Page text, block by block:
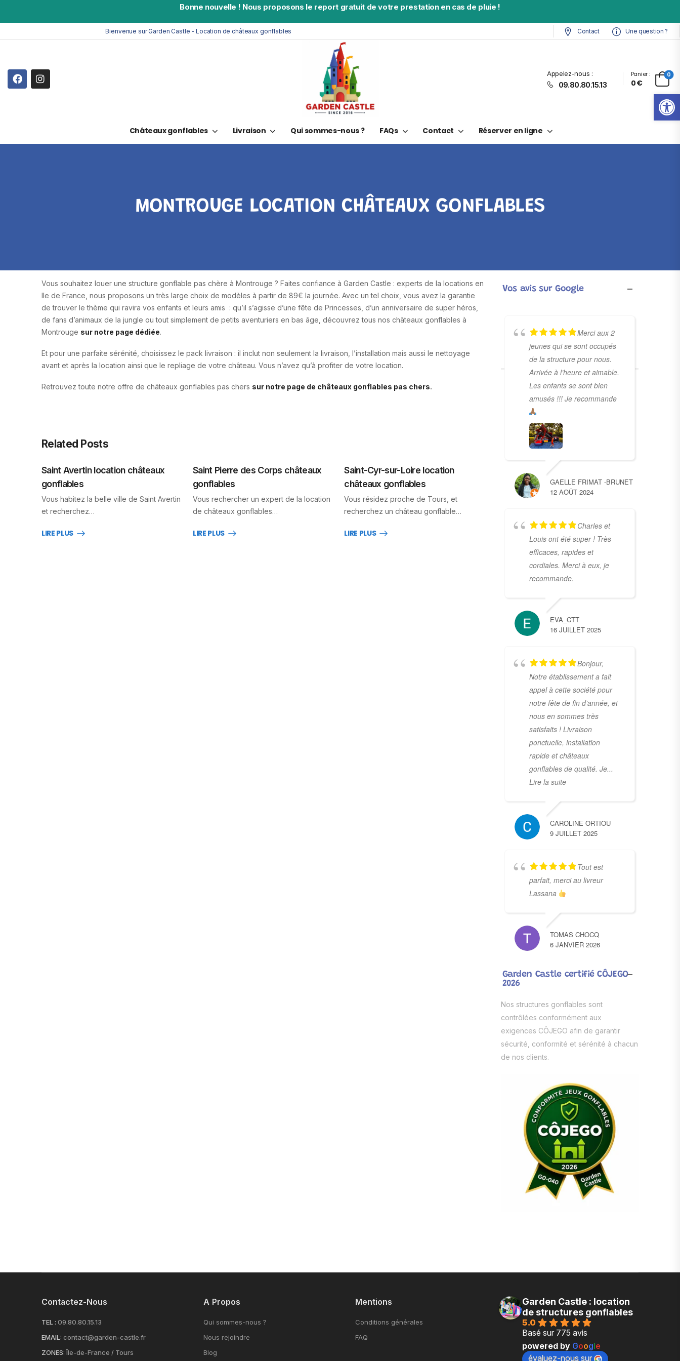
Bonne nouvelle ! Nous proposons le report gratuit de votre prestation en cas de pluie !
Bienvenue sur Garden Castle - Location de châteaux gonflables Contact Une question ?
Appelez-nous :
09.80.80.15.13
Panier :
0€
0
Châteaux gonflables Livraison Qui sommes-nous ? FAQs Contact Réserver en ligne
MONTROUGE LOCATION CHÂTEAUX GONFLABLES
Vous souhaitez louer une structure gonflable pas chère à Montrouge ? Faites confiance à Garden Castle : experts de la locations en
Ile de France, nous proposons un très large choix de modèles à partir de 89€ la journée. Avec un tel choix, vous avez la garantie
de trouver le thème qui ravira vos enfants et leurs amis : qu’il s’agisse d’une fête de Princesses, d’un anniversaire de super héros,
de fans d’animaux de la jungle ou tout simplement de petits aventuriers en bas âge, découvrez tous nos châteaux gonflables à
Montrouge sur notre page dédiée.
Et pour une parfaite sérénité, choisissez le pack livraison : il inclut non seulement la livraison, l’installation mais aussi le nettoyage
avant et après la location ainsi que le repliage de votre château. Vous n’avez qu’à profiter de votre location.
Retrouvez toute notre offre de châteaux gonflables pas chers sur notre page de châteaux gonflables pas chers.
Related Posts
Saint Avertin location châteaux
gonflables
Vous habitez la belle ville de Saint Avertin
et recherchez…
LIRE PLUS
Saint Pierre des Corps châteaux
gonflables
Vous rechercher un expert de la location
de châteaux gonflables…
LIRE PLUS
Saint-Cyr-sur-Loire location
châteaux gonflables
Vous résidez proche de Tours, et
recherchez un château gonflable…
LIRE PLUS
Vos avis sur Google
Merci aux 2
jeunes qui se sont occupés
de la structure pour nous.
Arrivée à l’heure et aimable.
Les enfants se sont bien
amusés !!! Je recommande
GAELLE FRIMAT -BRUNET
12 AOÛT 2024
Charles et
Louis ont été super ! Très
efficaces, rapides et
cordiales. Merci à eux, je
recommande.
EVA_CTT
16 JUILLET 2025
Bonjour,
Notre établissement a fait
appel à cette société pour
notre fête de fin d’année, et
nous en sommes très
satisfaits ! Livraison
ponctuelle, installation
rapide et châteaux
gonflables de qualité. Je...
Lire la suite
CAROLINE ORTIOU
9 JUILLET 2025
Tout est
parfait, merci au livreur
Lassana
TOMAS CHOCQ
6 JANVIER 2026
Garden Castle certifié CÔJEGO
2026
Nos structures gonflables sont
contrôlées conformément aux
exigences CÔJEGO afin de garantir
sécurité, conformité et sérénité à chacun
de nos clients.
Contactez-Nous
TEL : 09.80.80.15.13
EMAIL: contact@garden-castle.fr
ZONES: Île-de-France / Tours
A Propos
Qui sommes-nous ?
Nous rejoindre
Blog
Mentions
Conditions générales
FAQ
Garden Castle : location
de structures gonflables
5.0
Basé sur 775 avis
powered by Google
évaluez-nous sur